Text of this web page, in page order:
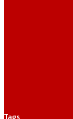
Tags